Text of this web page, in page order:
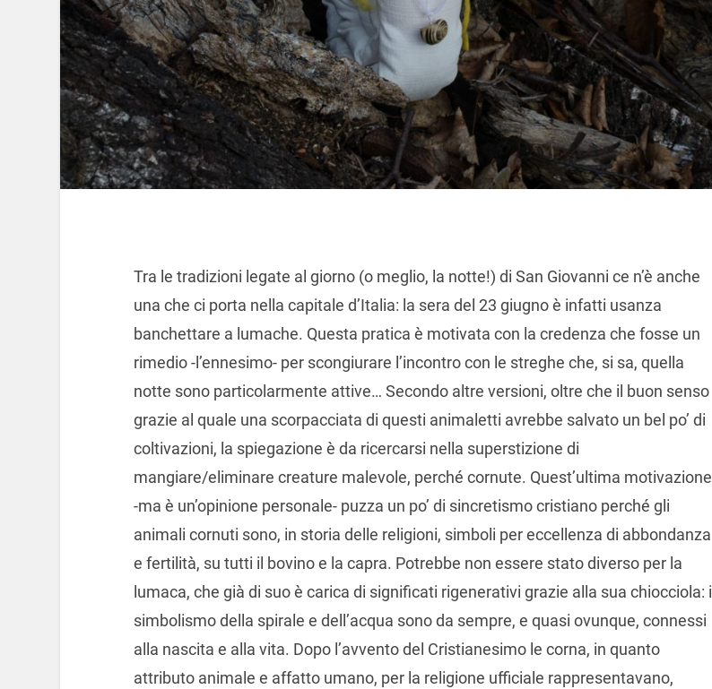
Tra le tradizioni legate al giorno (o meglio, la notte!) di San Giovanni ce n’è anche
una che ci porta nella capitale d’Italia: la sera del 23 giugno è infatti usanza
banchettare a lumache. Questa pratica è motivata con la credenza che fosse un
rimedio -l’ennesimo- per scongiurare l’incontro con le streghe che, si sa, quella
notte sono particolarmente attive… Secondo altre versioni, oltre che il buon senso
grazie al quale una scorpacciata di questi animaletti avrebbe salvato un bel po’ di
coltivazioni, la spiegazione è da ricercarsi nella superstizione di
mangiare/eliminare creature malevole, perché cornute. Quest’ultima motivazione
-ma è un’opinione personale- puzza un po’ di sincretismo cristiano perché gli
animali cornuti sono, in storia delle religioni, simboli per eccellenza di abbondanza
e fertilità, su tutti il bovino e la capra. Potrebbe non essere stato diverso per la
lumaca, che già di suo è carica di significati rigenerativi grazie alla sua chiocciola: il
simbolismo della spirale e dell’acqua sono da sempre, e quasi ovunque, connessi
alla nascita e alla vita. Dopo l’avvento del Cristianesimo le corna, in quanto
attributo animale e affatto umano, per la religione ufficiale rappresentavano,